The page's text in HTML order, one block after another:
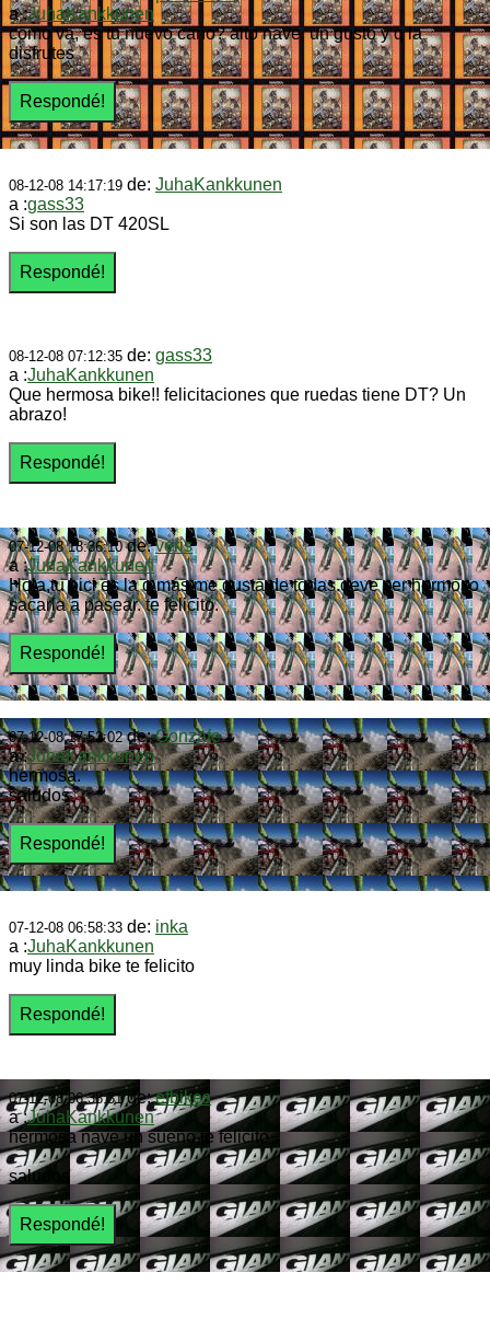
a :JuhaKankkunen
como va, es tu nuevo caño? alto nave, un gusto y q la
disfrutes
08-12-08 14:17:19 de: JuhaKankkunen
a :gass33
Si son las DT 420SL
08-12-08 07:12:35 de: gass33
a :JuhaKankkunen
Que hermosa bike!! felicitaciones que ruedas tiene DT? Un
abrazo!
07-12-08 18:36:10de:veris
a :JuhaKankkunen
Hola,tu bici es la q más me gusta de todas.deve ser hermoso
sacarla a pasear. te felicito.
07-12-08 17:53:02de:Gonzafe
a :JuhaKankkunen
hermosa.
saludos
07-12-08 06:58:33 de: inka
a :JuhaKankkunen
muy linda bike te felicito
07-12-08 06:38:31de:efbikes
a :JuhaKankkunen
hermosa nave un sueño te felicito
saludos